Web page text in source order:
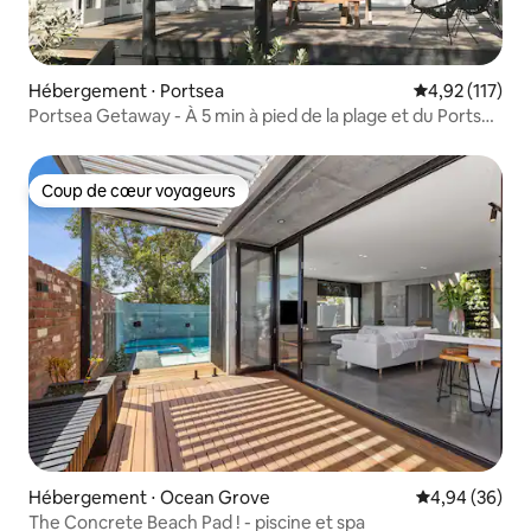
Hébergement ⋅ Portsea Évaluation
4,92 (117)
Portsea Getaway - À 5 min à pied de la plage et du Portsea
Coup de cœur voyageurs
Coup de cœur voyageurs
Hébergement ⋅ Ocean Grove Évaluation
4,94 (36)
The Concrete Beach Pad ! - piscine et spa